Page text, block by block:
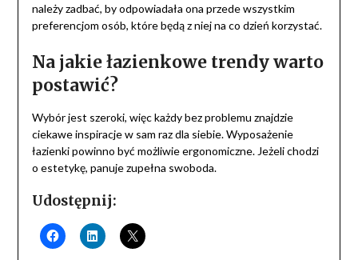
należy zadbać, by odpowiadała ona przede wszystkim
preferencjom osób, które będą z niej na co dzień korzystać.
Na jakie łazienkowe trendy warto
postawić?
Wybór jest szeroki, więc każdy bez problemu znajdzie
ciekawe inspiracje w sam raz dla siebie. Wyposażenie
łazienki powinno być możliwie ergonomiczne. Jeżeli chodzi
o estetykę, panuje zupełna swoboda.
Udostępnij: